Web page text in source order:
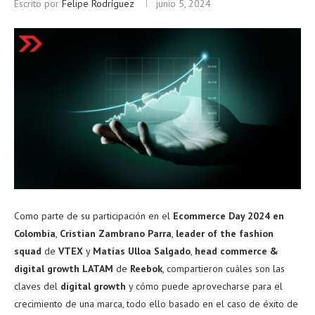
Escrito por Felipe Rodríguez junio 5, 2024
Como parte de su participación en el Ecommerce Day 2024 en
Colombia, Cristian Zambrano Parra, leader of the fashion
squad de VTEX y Matías Ulloa Salgado, head commerce &
digital growth LATAM de Reebok, compartieron cuáles son las
claves del digital growth y cómo puede aprovecharse para el
crecimiento de una marca, todo ello basado en el caso de éxito de